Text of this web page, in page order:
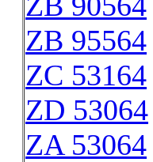
ZB 95564
ZC 53164
ZD 53064
ZA 53064